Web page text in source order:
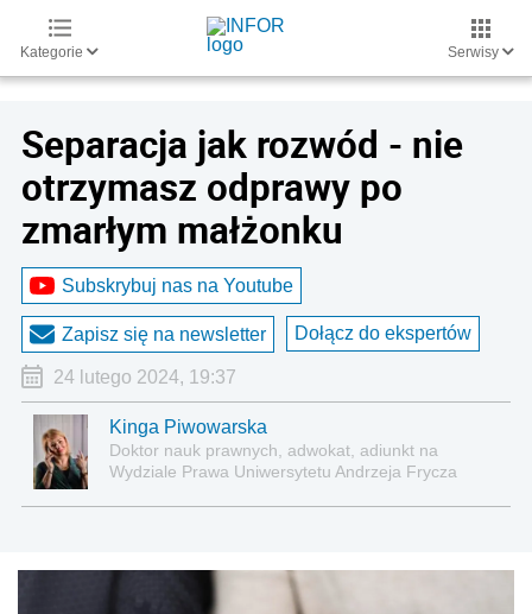
Kategorie Serwisy
Separacja jak rozwód - nie
otrzymasz odprawy po
zmarłym małżonku
Subskrybuj nas na Youtube
Zapisz się na newsletter Dołącz do ekspertów
24 lutego 2024, 19:37
Kinga Piwowarska
Doktor nauk prawnych, adwokat, adiunkt na
Wydziale Prawa Uniwersytetu Andrzeja Frycza
administracyjnoprawnych aspektach związanych z
pracą i pomocą socjalną.